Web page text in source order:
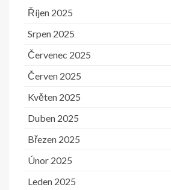
Říjen 2025
Srpen 2025
Červenec 2025
Červen 2025
Květen 2025
Duben 2025
Březen 2025
Únor 2025
Leden 2025